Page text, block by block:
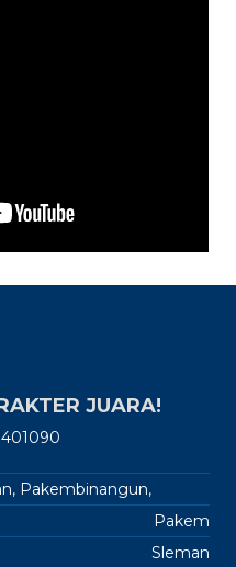
JUARA!
Pakembinangun,
Pakem
Sleman